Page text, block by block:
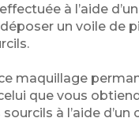
à l’aide
un voile de
maquillage
que vous
à l’aide d’un